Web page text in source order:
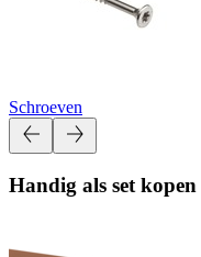
Schroeven
Handig als set kopen